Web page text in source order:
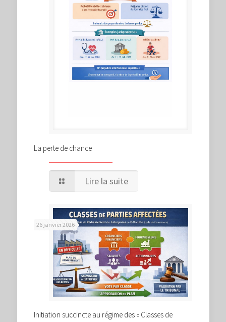
La perte de chance
Lire la suite
26 janvier 2026
Initiation succincte au régime des « Classes de